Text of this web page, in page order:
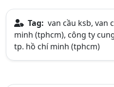
Tag: van cầu ksb, van
minh (tphcm), công ty
tp. hồ chí minh (tphcm)